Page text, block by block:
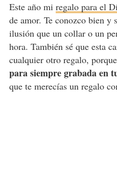
Este año mi regalo para el
de amor. Te conozco bien y
ilusión que un collar o un
hora. También sé que esta
cualquier otro regalo,
para siempre grabada en
que te merecías un regalo